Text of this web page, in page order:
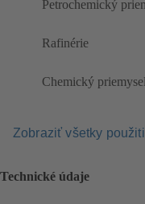
Petrochemický
Rafinérie
Chemický priemysel
Zobraziť všetky
Technické údaje